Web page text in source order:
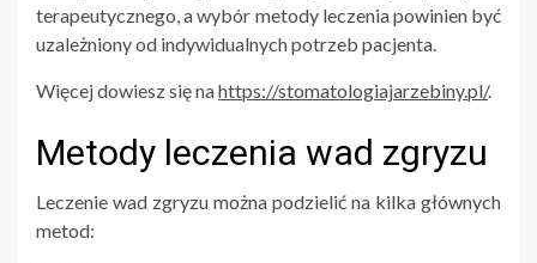
terapeutycznego, a wybór metody leczenia powinien być
uzależniony od indywidualnych potrzeb pacjenta.
Więcej dowiesz się nahttps://stomatologiajarzebiny.pl/.
Metody leczenia wad zgryzu
Leczenie wad zgryzu można podzielić na kilka głównych
metod: